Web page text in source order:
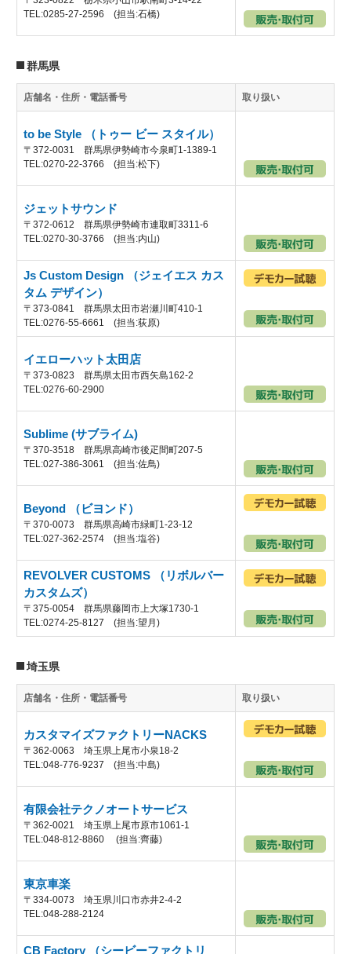
TEL:0285-27-2596 (担当:石橋)
群馬県
店舗名・住所・電話番号 取り扱い
to be Style （トゥー ビー スタイル）
〒372-0031 群馬県伊勢崎市今泉町1-1389-1
TEL:0270-22-3766 (担当:松下)
ジェットサウンド
〒372-0612 群馬県伊勢崎市連取町3311-6
TEL:0270-30-3766 (担当:内山)
Js Custom Design （ジェイエス カス
タム デザイン）
〒373-0841 群馬県太田市岩瀬川町410-1
TEL:0276-55-6661 (担当:荻原)
イエローハット太田店
〒373-0823 群馬県太田市西矢島162-2
TEL:0276-60-2900
Sublime (サブライム)
〒370-3518 群馬県高崎市後疋間町207-5
TEL:027-386-3061 (担当:佐鳥)
Beyond （ビヨンド）
〒370-0073 群馬県高崎市緑町1-23-12
TEL:027-362-2574 (担当:塩谷)
REVOLVER CUSTOMS （リボルバー
カスタムズ）
〒375-0054 群馬県藤岡市上大塚1730-1
TEL:0274-25-8127 (担当:望月)
埼玉県
店舗名・住所・電話番号 取り扱い
カスタマイズファクトリーNACKS
〒362-0063 埼玉県上尾市小泉18-2
TEL:048-776-9237 (担当:中島)
有限会社テクノオートサービス
〒362-0021 埼玉県上尾市原市1061-1
TEL:048-812-8860 (担当:齊藤)
東京車楽
〒334-0073 埼玉県川口市赤井2-4-2
TEL:048-288-2124
CB Factory （シービーファクトリ